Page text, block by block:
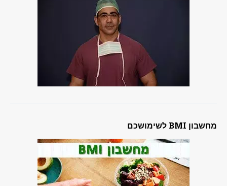
מחשבון BMI לשימושכם